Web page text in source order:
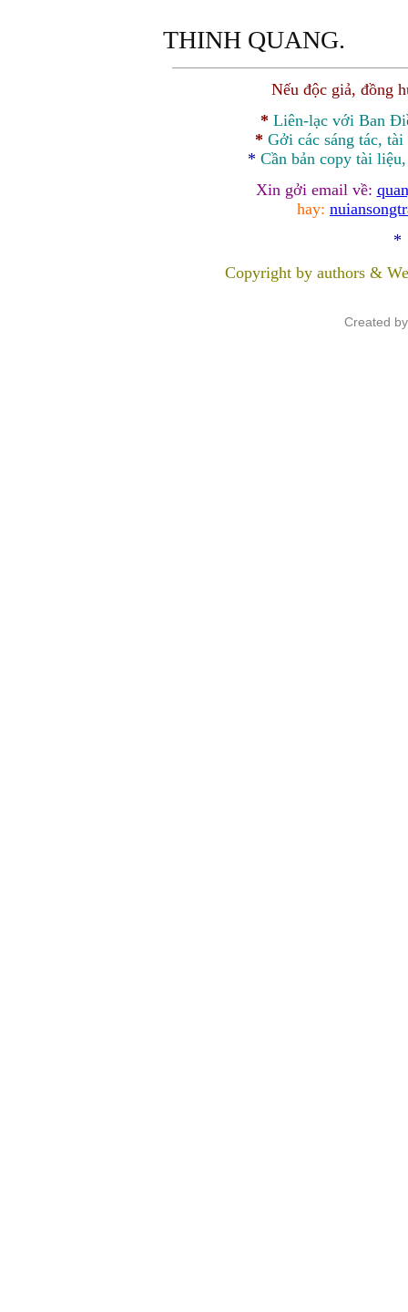
THINH QUANG.
Nếu độc giả, đồng
* Liên-lạc với Ban
* Gởi các sáng tác,
* Cần bản copy tài
Xin gởi email về:
hay:
*
Copyright by authors &
Created